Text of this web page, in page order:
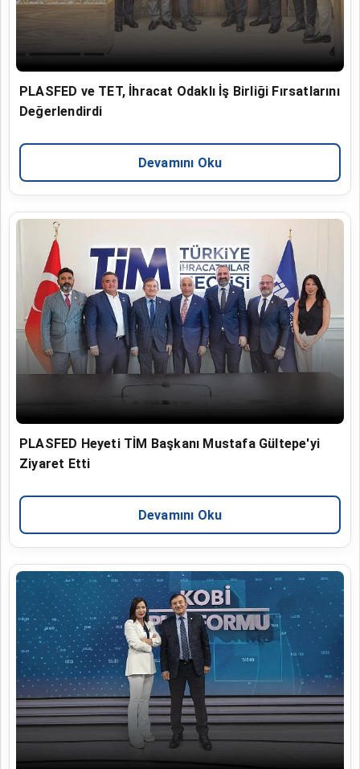
PLASFED ve TET, İhracat Odaklı İş Birliği Fırsatlarını
Değerlendirdi
Devamını Oku
PLASFED Heyeti TİM Başkanı Mustafa Gültepe'yi
Ziyaret Etti
Devamını Oku